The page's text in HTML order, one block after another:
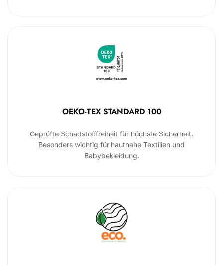
OEKO-TEX STANDARD 100
Geprüfte Schadstofffreiheit für höchste Sicherheit.
Besonders wichtig für hautnahe Textilien und
Babybekleidung.